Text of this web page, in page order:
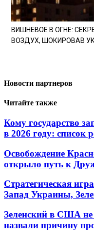
ВИШНЕВОЕ В ОГНЕ:
ВОЗДУХ, ШОКИРОВАВ
Новости партнеров
Читайте также
Кому государство
в 2026 году: список
Освобождение
открыло путь к
Стратегическая
Запад Украины,
Зеленский в США
назвали причину